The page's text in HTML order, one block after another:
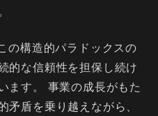
の構造的パラドックスの
的な信頼性を担保し続け
ます。 事業の成長がもた
矛盾を乗り越えながら、